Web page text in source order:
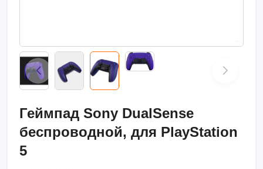
Геймпад Sony DualSense
беспроводной, для PlayStation
5